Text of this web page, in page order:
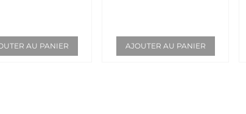
AU PANIER AJOUTER AU PANIER